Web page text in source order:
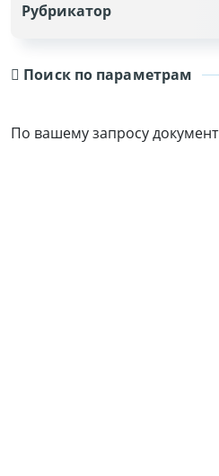
Поиск по параметрам
По вашему запросу
Рубрикатор